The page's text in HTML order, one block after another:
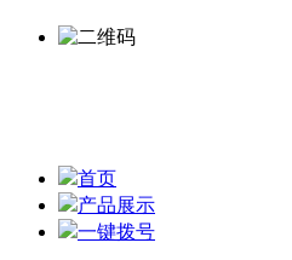
首页
产品展示
一键拨号